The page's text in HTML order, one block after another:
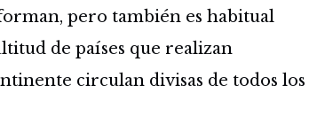
pero también es habitual
de países que realizan
circulan divisas de todos los